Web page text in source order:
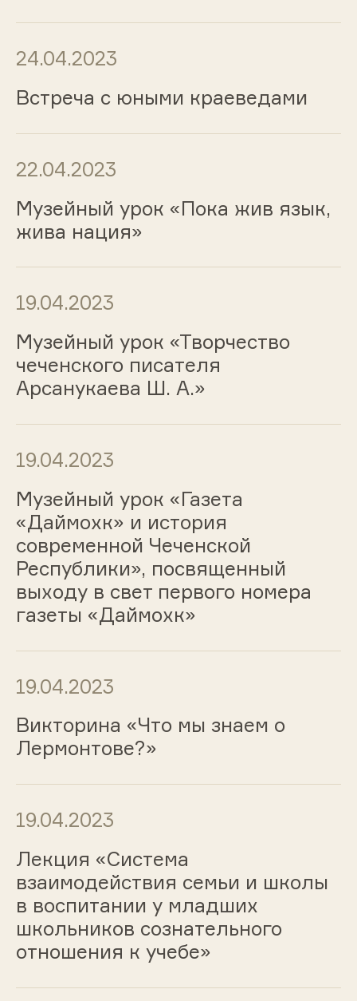
24.04.2023
Встреча с юными краеведами
22.04.2023
Музейный урок «Пока жив язык,
жива нация»
19.04.2023
Музейный урок «Творчество
чеченского писателя
Арсанукаева Ш. А.»
19.04.2023
Музейный урок «Газета
«Даймохк» и история
современной Чеченской
Республики», посвященный
выходу в свет первого номера
газеты «Даймохк»
19.04.2023
Викторина «Что мы знаем о
Лермонтове?»
19.04.2023
Лекция «Система
взаимодействия семьи и школы
в воспитании у младших
школьников сознательного
отношения к учебе»